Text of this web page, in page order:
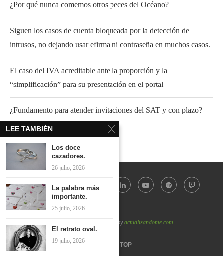
¿Por qué nunca comemos otros peces del Océano?
Siguen los casos de cuenta bloqueada por la detección de
intrusos, no dejando usar efirma ni contraseña en muchos casos.
El caso del IVA acreditable ante la proporción y la
“simplificación” para su presentación en el portal
¿Fundamento para atender invitaciones del SAT y con plazo?
@2022 - All Right Reserved byactualizandome.com
BACK TO TOP
LEE TAMBIÉN
Los doce
cazadores.
26 julio, 2026
La palabra más
importante.
25 julio, 2026
El retrato oval.
19 julio, 2026